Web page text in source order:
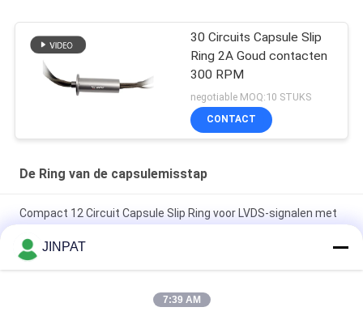
30 Circuits Capsule Slip
Ring 2A Goud contacten
300 RPM
negotiable MOQ:10 STUKS
CONTACT
De Ring van de capsulemisstap
Compact 12 Circuit Capsule Slip Ring voor LVDS-signalen met
18 circuits 250 Rpm capsule slip ring met goud tot goud
JINPAT
7:39 AM